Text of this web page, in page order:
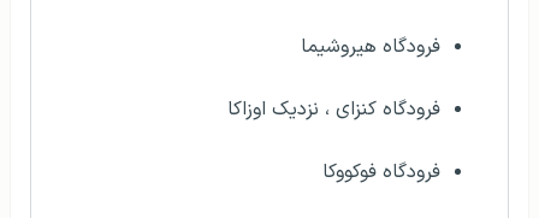
فرودگاه هیروشیما
فرودگاه کنزای ، نزدیک اوزاکا
فرودگاه فوکووکا